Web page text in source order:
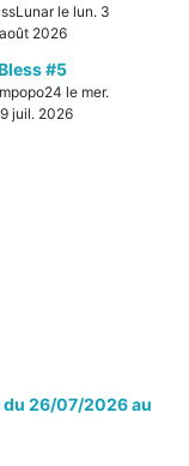
le lun. 3
août 2026
#5
le mer.
juil. 2026
du 26/07/2026 au